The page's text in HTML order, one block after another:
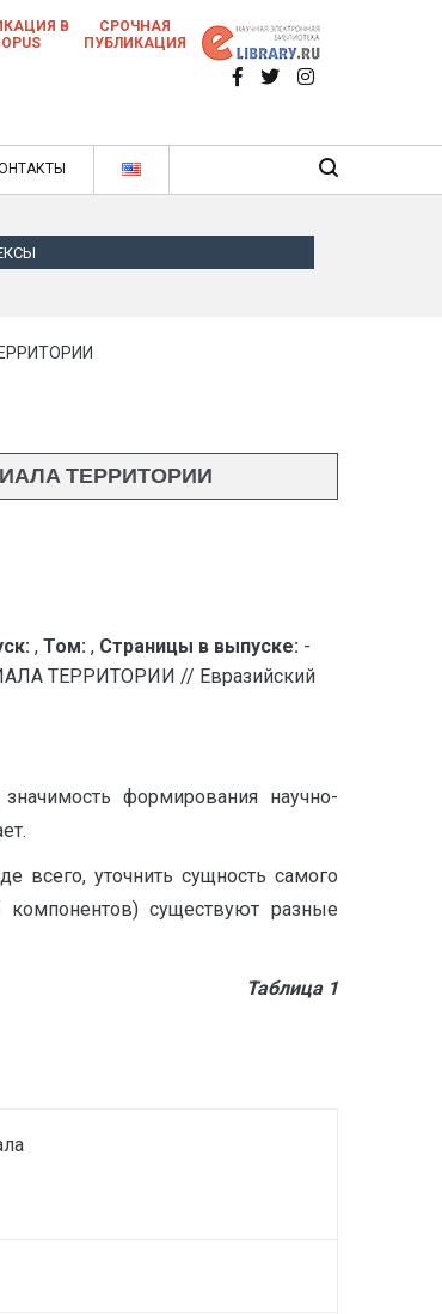
в ежемесячном научном
журнале
В
СРОЧНАЯ
ПУБЛИКАЦИЯ
ТЕРРИТОРИИ
, Том: , Страницы в выпуске: -
ТЕРРИТОРИИ // Евразийский
формирования научно-
всего, уточнить сущность самого
компонентов) существуют разные
Таблица 1